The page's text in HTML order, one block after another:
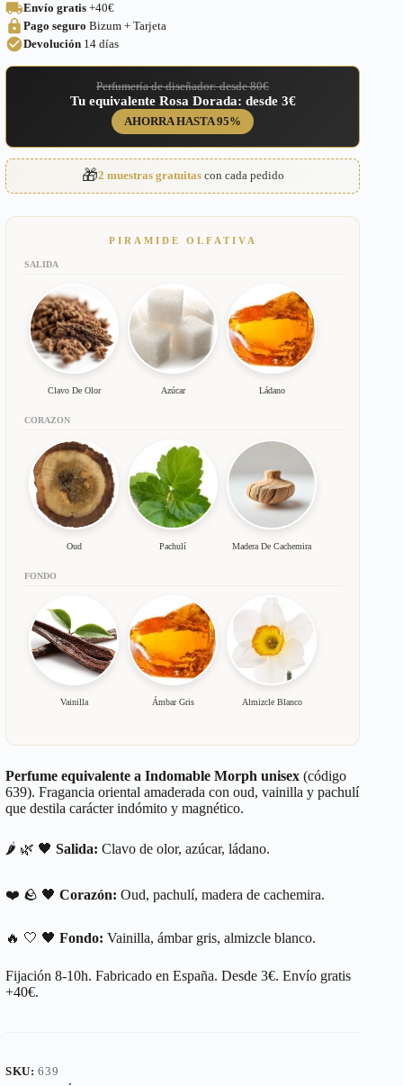
Morph
Unisex
–
cantidad
Envío gratis +40€
Pago seguro Bizum + Tarjeta
Devolución 14 días
Perfumería de diseñador: desde 80€
Tu equivalente Rosa Dorada: desde 3€
AHORRA HASTA 95%
🎁2 muestras gratuitascon cada pedido
PIRAMIDE OLFATIVA
SALIDA
Clavo De Olor Azúcar Ládano
CORAZON
Oud Pachulí Madera De Cachemira
FONDO
Vainilla Ámbar Gris Almizcle Blanco
Perfume equivalente a Indomable Morph unisex (código
639). Fragancia oriental amaderada con oud, vainilla y pachulí
que destila carácter indómito y magnético.
🌶️ 🌿 🖤 Salida: Clavo de olor, azúcar, ládano.
❤️ 🪨 🖤 Corazón: Oud, pachulí, madera de cachemira.
🔥 🤍 🖤 Fondo: Vainilla, ámbar gris, almizcle blanco.
Fijación 8-10h. Fabricado en España. Desde 3€. Envío gratis
+40€.
SKU:639